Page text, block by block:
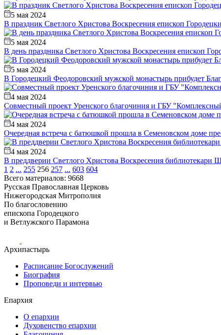
5 мая 2024
В праздник Светлого Христова Воскресения епископ
5 мая 2024
В день праздника Светлого Христова Воскресения епископ
5 мая 2024
В Городецкий Феодоровский мужской монастырь прибудет
4 мая 2024
Совместный проект Уренского благочиния и ГБУ
4 мая 2024
Очередная встреча с батюшкой прошла в Семеновском доме
4 мая 2024
В преддверии Светлого Христова Воскресения библиотекари
1 2 ... 255 256 257 ... 603 604
Всего материалов: 9668
Русская Православная Церковь
Нижегородская Митрополия
По благословению
епископа Городецкого
и Ветлужского Парамона
Архипастырь
Расписание Богослужений
Биография
Проповеди и интервью
Епархия
О епархии
Духовенство епархии